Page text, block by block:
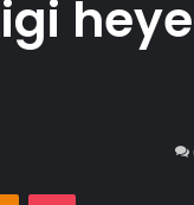
Odnoklassniki
Pocket